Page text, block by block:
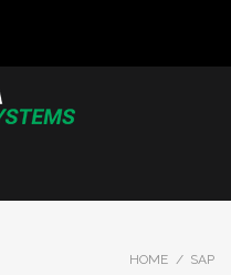
HOME / SAP